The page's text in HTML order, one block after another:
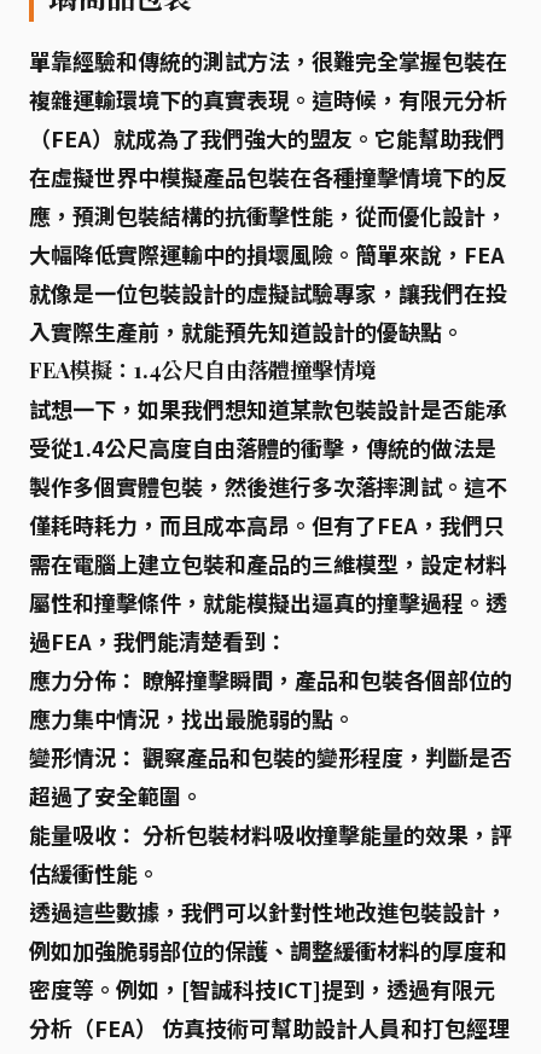
單靠經驗和傳統的測試方法，很難完全掌握包裝在
複雜運輸環境下的真實表現。這時候， 有限元分析
（FEA） 就成為了我們強大的盟友。它能幫助我們
在虛擬世界中模擬產品包裝在各種撞擊情境下的反
應，預測包裝結構的抗衝擊性能，從而優化設計，
大幅降低實際運輸中的損壞風險。簡單來說，FEA
就像是一位包裝設計的虛擬試驗專家，讓我們在投
入實際生產前，就能預先知道設計的優缺點。
FEA模擬：1.4公尺自由落體撞擊情境
試想一下，如果我們想知道某款包裝設計是否能承
受從1.4公尺高度自由落體的衝擊，傳統的做法是
製作多個實體包裝，然後進行多次落摔測試。這不
僅耗時耗力，而且成本高昂。但有了FEA，我們只
需在電腦上建立包裝和產品的三維模型 ，設定材料
屬性和撞擊條件，就能模擬出逼真的撞擊過程。透
過FEA，我們能清楚看到：
應力分佈： 瞭解撞擊瞬間，產品和包裝各個部位的
應力集中情況，找出最脆弱的點。
變形情況： 觀察產品和包裝的變形程度，判斷是否
超過了安全範圍。
能量吸收： 分析包裝材料吸收撞擊能量的效果，評
估緩衝性能。
透過這些數據，我們可以針對性地改進包裝設計，
例如加強脆弱部位的保護、調整緩衝材料的厚度和
密度等。例如，[智誠科技ICT]提到，透過有限元
分析（FEA） 仿真技術可幫助設計人員和打包經理